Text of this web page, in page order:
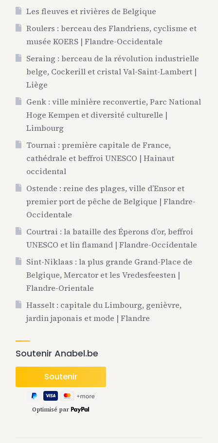
Les fleuves et rivières de Belgique
Roulers : berceau des Flandriens, cyclisme et
musée KOERS | Flandre-Occidentale
Seraing : berceau de la révolution industrielle
belge, Cockerill et cristal Val-Saint-Lambert |
Liège
Genk : ville minière reconvertie, Parc National
Hoge Kempen et diversité culturelle |
Limbourg
Tournai : première capitale de France,
cathédrale et beffroi UNESCO | Hainaut
occidental
Ostende : reine des plages, ville d’Ensor et
premier port de pêche de Belgique | Flandre-
Occidentale
Courtrai : la bataille des Éperons d’or, beffroi
UNESCO et lin flamand | Flandre-Occidentale
Sint-Niklaas : la plus grande Grand-Place de
Belgique, Mercator et les Vredesfeesten |
Flandre-Orientale
Hasselt : capitale du Limbourg, genièvre,
jardin japonais et mode | Flandre
Soutenir Anabel.be
Optimisé par